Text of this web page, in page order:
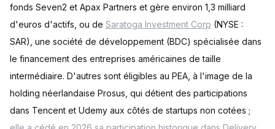
fonds Seven2 et Apax Partners et gère environ 1,3 milliard
d'euros d'actifs, ou de Saratoga Investment Corp (NYSE :
SAR), une société de développement (BDC) spécialisée dans
le financement des entreprises américaines de taille
intermédiaire. D'autres sont éligibles au PEA, à l'image de la
holding néerlandaise Prosus, qui détient des participations
dans Tencent et Udemy aux côtés de startups non cotées ;